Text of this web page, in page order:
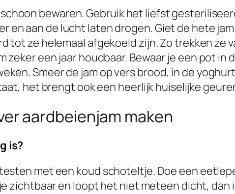
bewaren. Gebruik het liefst
en aan de lucht laten drogen. Giet de hete
tot ze helemaal afgekoeld zijn. Zo trekken ze
zeker een jaar houdbaar. Bewaar je een pot
Smeer de jam op vers brood, in de
het brengt ook een heerlijk huiselijke
aardbeienjam maken
is?
met een koud schoteltje. Doe een
zichtbaar en loopt het niet meteen dicht, dan